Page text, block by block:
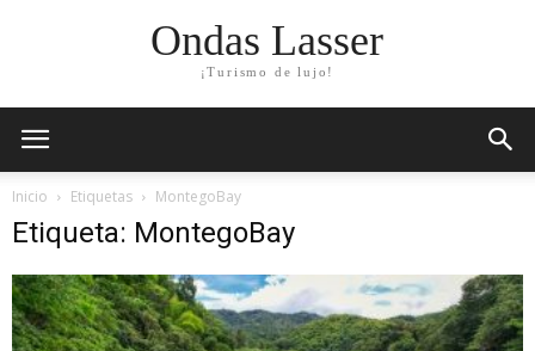
Ondas Lasser
¡Turismo de lujo!
Inicio Etiquetas MontegoBay
Etiqueta: MontegoBay